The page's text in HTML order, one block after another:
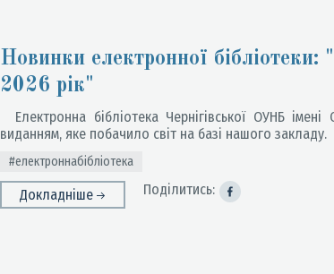
Новинки електронної
2026 рік"
Електронна бібліотека Чернігівської ОУНБ
виданням, яке побачило світ на базі нашого закладу.
#електроннабібліотека
Докладніше Поділитись: